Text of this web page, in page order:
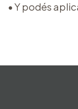
• Y podés